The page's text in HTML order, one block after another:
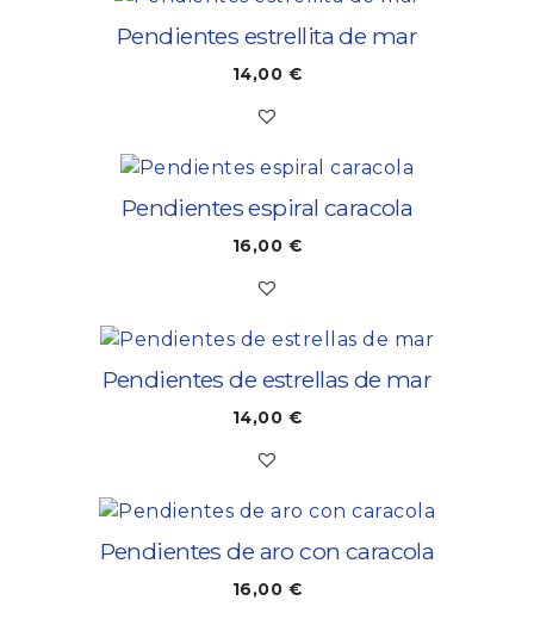
Pendientes estrellita de mar
14,00 €
Pendientes espiral caracola
16,00 €
Pendientes de estrellas de mar
14,00 €
Pendientes de aro con caracola
16,00 €